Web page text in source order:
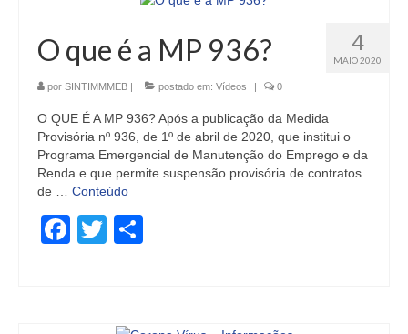
4
MAIO 2020
O que é a MP 936?
por SINTIMMMEB postado em: Vídeos 0
O QUE É A MP 936? Após a publicação da Medida
Provisória nº 936, de 1º de abril de 2020, que institui o
Programa Emergencial de Manutenção do Emprego e da
Renda e que permite suspensão provisória de contratos
de … Conteúdo
Facebook
Twitter